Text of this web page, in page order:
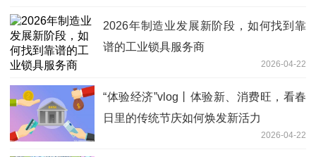
2026年制造业发展新阶段，如何找到靠
谱的工业锁具服务商
2026-04-22
“体验经济”vlog丨体验新、消费旺，看春
日里的传统节庆如何焕发新活力
2026-04-22